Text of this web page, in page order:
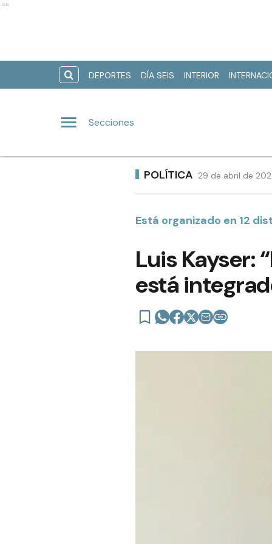
Ads
DEPORTES DÍA SEIS INTERIOR
Secciones
POLÍTICA 29 de abril de
Está organizado en 12
Luis Kayser:
está